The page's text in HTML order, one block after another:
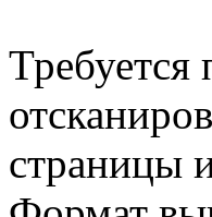
Требуется
страницы